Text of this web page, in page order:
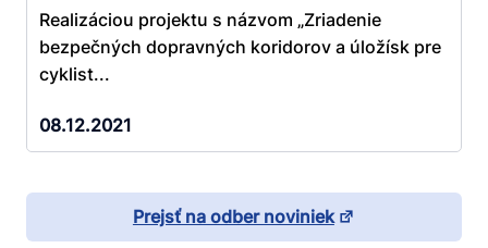
Realizáciou projektu s názvom „Zriadenie
bezpečných dopravných koridorov a úložísk pre
cyklist...
08.12.2021
Prejsť na odber noviniek